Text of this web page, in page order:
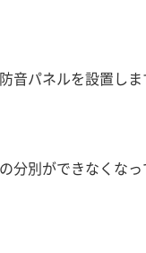
音パネルを設置し
分別ができなくな